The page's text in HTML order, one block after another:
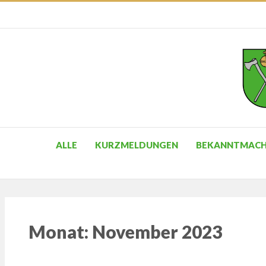
ALLE KURZMELDUNGEN
Monat: November 2023